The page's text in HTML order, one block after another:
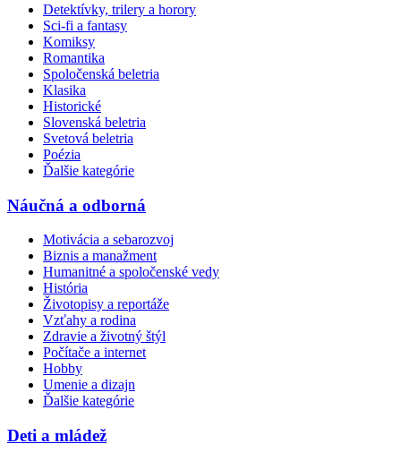
Detektívky, trilery a horory
Sci-fi a fantasy
Komiksy
Romantika
Spoločenská beletria
Klasika
Historické
Slovenská beletria
Svetová beletria
Poézia
Ďalšie kategórie
Náučná a odborná
Motivácia a sebarozvoj
Biznis a manažment
Humanitné a spoločenské vedy
História
Životopisy a reportáže
Vzťahy a rodina
Zdravie a životný štýl
Počítače a internet
Hobby
Umenie a dizajn
Ďalšie kategórie
Deti a mládež